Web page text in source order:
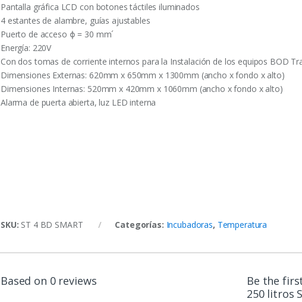
Pantalla gráfica LCD con botones táctiles iluminados
4 estantes de alambre, guías ajustables
Puerto de acceso ϕ = 30 mm´
Energía: 220V
Con dos tomas de corriente internos para la Instalación de los equipos BOD
Dimensiones Externas: 620mm x 650mm x 1300mm (ancho x fondo x alto)
Dimensiones Internas: 520mm x 420mm x 1060mm (ancho x fondo x alto)
Alarma de puerta abierta, luz LED interna
SKU: ST 4 BD SMART Categorías: Incubadoras, Temperatura
Based on 0 reviews
Be the
250 litros